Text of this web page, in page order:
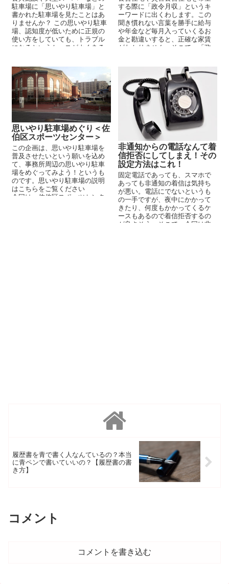
駐車場に「思いやり駐車場」と
書かれた駐車場を見たことはあ
りませんか？ この思いやり駐車
場、認知度が低いために正規の
使い方をしていても、トラブル
になるというケースがよくある
する際に「政令月収」というキ
ーワードに出くわします。この
聞き慣れない言葉を勝手に給与
や年金など毎月入っていくるお
金と勘違いすると、正確な家賃
がわかりません。そこで、「政
思いやり駐車場めぐり＜佐
伯区スポーツセンター＞
この企画は、思いやり駐車場を
普及させたいという願いを込め
て、事務所周辺の思いやり駐車
場をめぐってみよう！というも
のです。思いやり駐車場の説明
はこちらをご覧ください
今回は、佐伯区スポーツセンタ
非通知からの電話なんて着
信拒否にしてしまえ！その
設定方法はこれ！
固定電話であっても、スマホで
あっても非通知の着信は気持ち
が悪い。電話にでないというも
の一手ですが、夜中にかかって
きたり、何度もかかってくるケ
ースもあるので着信拒否するの
が良さそう。そこで、今回は非
履歴書を青で書く人なんているの？本当
に青ペンで書いていいの？【履歴書の書
き方】
コメント
コメントを書き込む